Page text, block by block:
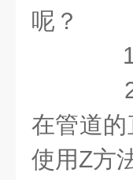
呢？
在管道
使用Z方